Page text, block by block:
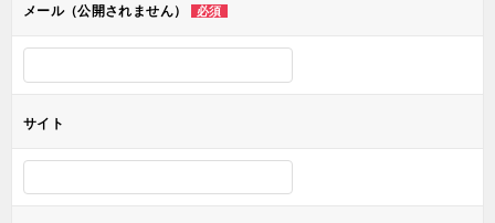
ン
メール（公開されません） 必須
サイト